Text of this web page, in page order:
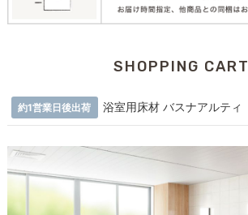
SHOPPING CART
約1営業日後出荷 浴室用床材 バスナアルティ